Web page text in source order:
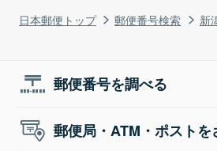
日本郵便トップ 郵便番号検索 新
郵便番号を調べる
郵便局・ATM・ポストを